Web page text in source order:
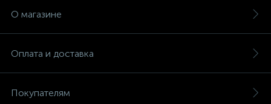
О магазине
Оплата и доставка
Покупателям